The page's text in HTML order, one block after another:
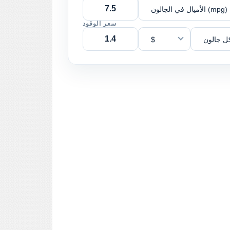
الأميال في الجالون (mpg)
سعر الوقود
$ جالون